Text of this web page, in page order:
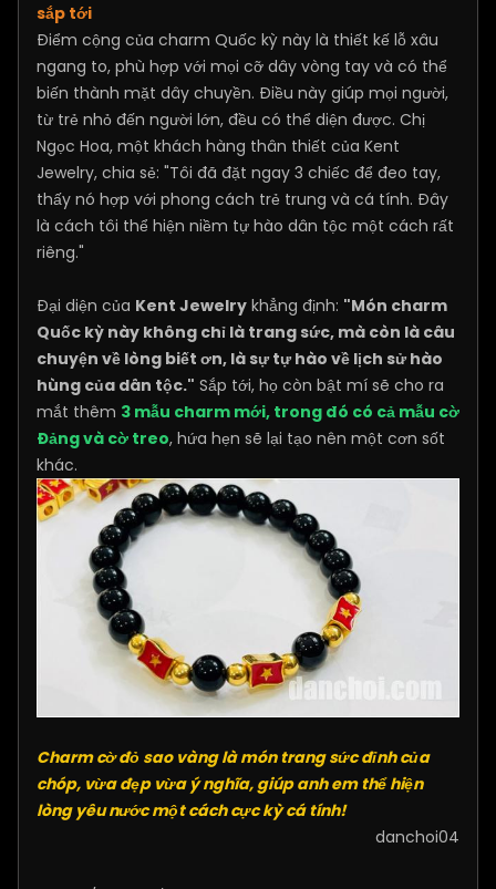
sắp tới
Điểm cộng của charm Quốc kỳ này là thiết kế lỗ xâu
ngang to, phù hợp với mọi cỡ dây vòng tay và có thể
biến thành mặt dây chuyền. Điều này giúp mọi người,
từ trẻ nhỏ đến người lớn, đều có thể diện được. Chị
Ngọc Hoa, một khách hàng thân thiết của Kent
Jewelry, chia sẻ: "Tôi đã đặt ngay 3 chiếc để đeo tay,
thấy nó hợp với phong cách trẻ trung và cá tính. Đây
là cách tôi thể hiện niềm tự hào dân tộc một cách rất
riêng."
Đại diện của Kent Jewelry khẳng định: "Món charm
Quốc kỳ này không chỉ là trang sức, mà còn là câu
chuyện về lòng biết ơn, là sự tự hào về lịch sử hào
hùng của dân tộc." Sắp tới, họ còn bật mí sẽ cho ra
mắt thêm 3 mẫu charm mới, trong đó có cả mẫu cờ
Đảng và cờ treo, hứa hẹn sẽ lại tạo nên một cơn sốt
khác.
Charm cờ đỏ sao vàng là món trang sức đỉnh của
chóp, vừa đẹp vừa ý nghĩa, giúp anh em thể hiện
lòng yêu nước một cách cực kỳ cá tính!
​danchoi04